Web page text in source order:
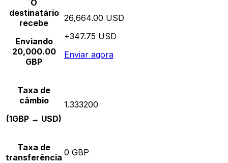
O
destinatário
recebe
Enviando
20,000.00
GBP
26,664.00 USD
+347.75 USD
Enviar agora
Taxa de
câmbio
(1GBP → USD)
1.333200
Taxa de
transferência 0 GBP